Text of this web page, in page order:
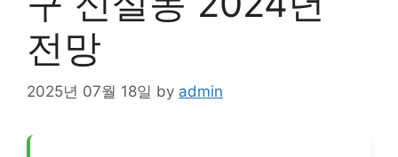
전망
2025년 07월 18일 by admin